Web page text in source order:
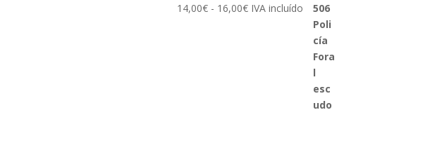
14,00€ - 16,00€Rango
IVA incluído